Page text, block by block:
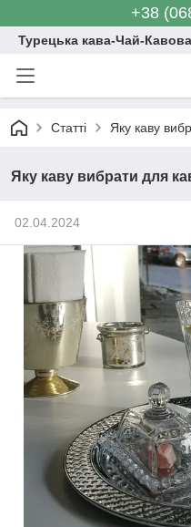
+38
Турецька кава-Чай-
Статті Яку каву
Яку каву вибрати для
02.04.2024